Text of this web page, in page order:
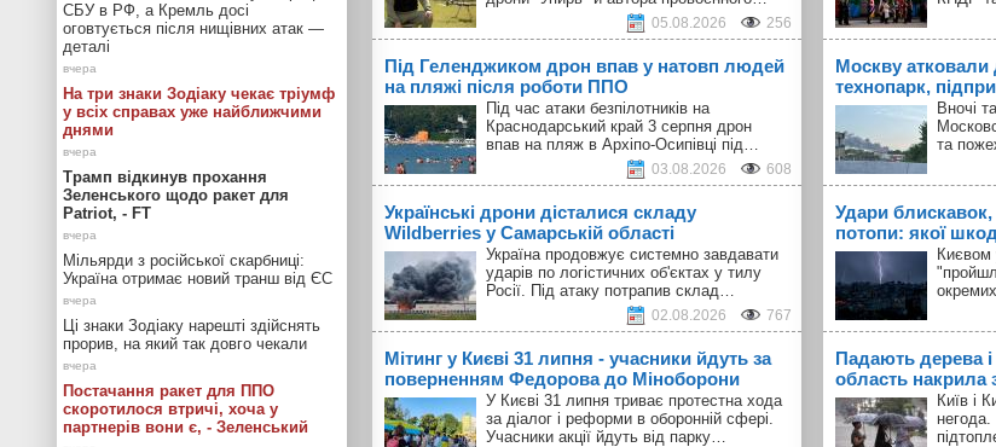
05.08.2026 256
Під Геленджиком дрон впав у натовп людей
на пляжі після роботи ППО
Під час атаки безпілотників на
Краснодарський край 3 серпня дрон
впав на пляж в Архіпо-Осипівці під…
03.08.2026 608
Українські дрони дісталися складу
Wildberries у Самарській області
Україна продовжує системно завдавати
ударів по логістичних об'єктах у тилу
Росії. Під атаку потрапив склад…
02.08.2026 767
Мітинг у Києві 31 липня - учасники йдуть за
поверненням Федорова до Міноборони
У Києві 31 липня триває протестна хода
за діалог і реформи в оборонній сфері.
Учасники акції йдуть від парку…
Москву
технопарк,
Вночі
та
Удари блискавок,
потопи: якої
Києвом
Падають дерева і
область накрила
Київ і
СБУ в РФ, а Кремль досі
оговтується після нищівних атак —
деталі
На три знаки Зодіаку чекає тріумф
у всіх справах уже найближчими
днями
Трамп відкинув прохання
Зеленського щодо ракет для
Patriot, - FT
Мільярди з російської скарбниці:
Україна отримає новий транш від ЄС
Ці знаки Зодіаку нарешті здійснять
прорив, на який так довго чекали
Постачання ракет для ППО
скоротилося втричі, хоча у
партнерів вони є, - Зеленський